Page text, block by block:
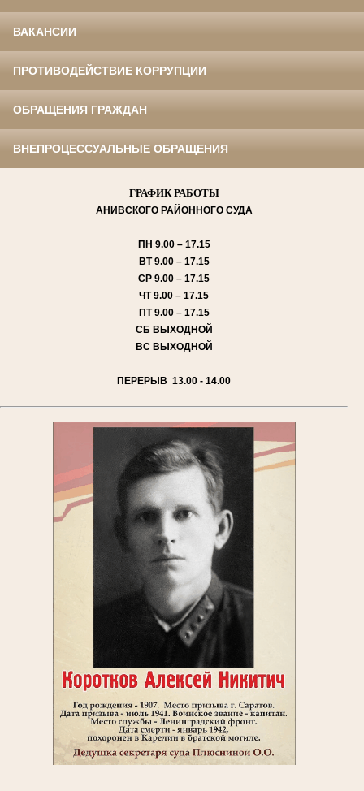
ВАКАНСИИ
ПРОТИВОДЕЙСТВИЕ КОРРУПЦИИ
ОБРАЩЕНИЯ ГРАЖДАН
ВНЕПРОЦЕССУАЛЬНЫЕ ОБРАЩЕНИЯ
ГРАФИК РАБОТЫ
АНИВСКОГО РАЙОННОГО СУДА
ПН 9.00 – 17.15
ВТ9.00 – 17.15
СР 9.00 – 17.15
ЧТ9.00 – 17.15
ПТ9.00 – 17.15
СБ ВЫХОДНОЙ
ВС ВЫХОДНОЙ
ПЕРЕРЫВ 13.00 - 14.00